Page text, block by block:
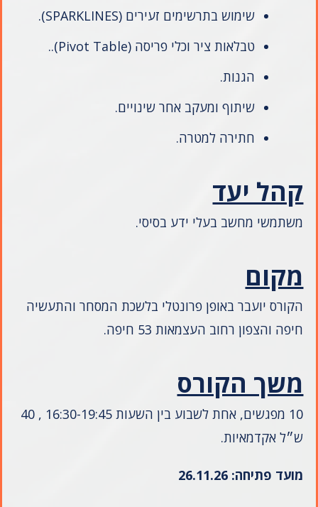
שימוש בתרשימים זעירים (SPARKLINES).
טבלאות ציר וכלי פריסה (Pivot Table)..
הגנות.
שיתוף ומעקב אחר שינויים.
חתירה למטרה.
קהל יעד
משתמשי מחשב בעלי ידע בסיסי.
מקום
הקורס יועבר באופן פרונטלי בלשכת המסחר והתעשיה
חיפה והצפון רחוב העצמאות 53 חיפה.
משך הקורס
10 מפגשים, אחת לשבוע בין השעות 16:30-19:45 , 40
ש״ל אקדמאיות.
מועד פתיחה: 26.11.26